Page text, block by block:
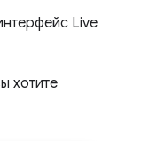
Live
хотите